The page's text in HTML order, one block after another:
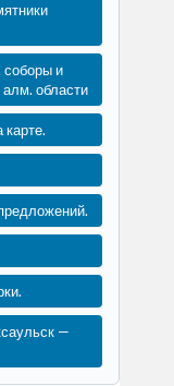
соборы и
области
—